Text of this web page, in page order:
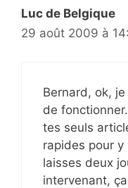
Luc de Belgique
29 août 2009 à
Bernard, ok,
de
tes seuls
rapides pour y
laisses deux
intervenant,